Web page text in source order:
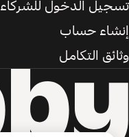
تسجيل الدخول للشركاء
إنشاء حساب
وثائق التكامل